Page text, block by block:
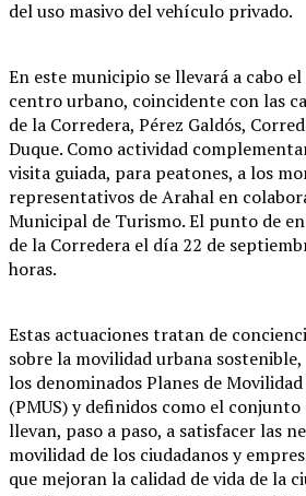
del uso masivo del vehículo privado.
En este municipio se llevará a cabo
centro urbano, coincidente con las
de la Corredera, Pérez Galdós,
Duque. Como actividad
visita guiada, para peatones, a los
representativos de Arahal en
Municipal de Turismo. El punto de
de la Corredera el día 22 de
horas.
Estas actuaciones tratan de
sobre la movilidad urbana
los denominados Planes de
(PMUS) y definidos como el conjunto
llevan, paso a paso, a satisfacer las
movilidad de los ciudadanos y
que mejoran la calidad de vida de la